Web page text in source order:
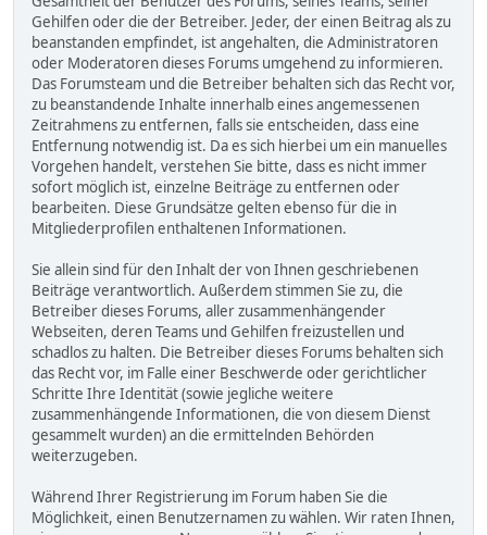
Gehilfen oder die der Betreiber. Jeder, der einen Beitrag als zu
beanstanden empfindet, ist angehalten, die Administratoren
oder Moderatoren dieses Forums umgehend zu informieren.
Das Forumsteam und die Betreiber behalten sich das Recht vor,
zu beanstandende Inhalte innerhalb eines angemessenen
Zeitrahmens zu entfernen, falls sie entscheiden, dass eine
Entfernung notwendig ist. Da es sich hierbei um ein manuelles
Vorgehen handelt, verstehen Sie bitte, dass es nicht immer
sofort möglich ist, einzelne Beiträge zu entfernen oder
bearbeiten. Diese Grundsätze gelten ebenso für die in
Mitgliederprofilen enthaltenen Informationen.
Sie allein sind für den Inhalt der von Ihnen geschriebenen
Beiträge verantwortlich. Außerdem stimmen Sie zu, die
Betreiber dieses Forums, aller zusammenhängender
Webseiten, deren Teams und Gehilfen freizustellen und
schadlos zu halten. Die Betreiber dieses Forums behalten sich
das Recht vor, im Falle einer Beschwerde oder gerichtlicher
Schritte Ihre Identität (sowie jegliche weitere
zusammenhängende Informationen, die von diesem Dienst
gesammelt wurden) an die ermittelnden Behörden
weiterzugeben.
Während Ihrer Registrierung im Forum haben Sie die
Möglichkeit, einen Benutzernamen zu wählen. Wir raten Ihnen,